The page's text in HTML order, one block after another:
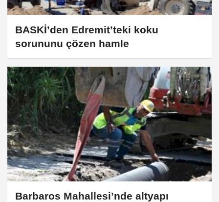
BASKİ’den Edremit’teki koku
sorununu çözen hamle
Barbaros Mahallesi’nde altyapı